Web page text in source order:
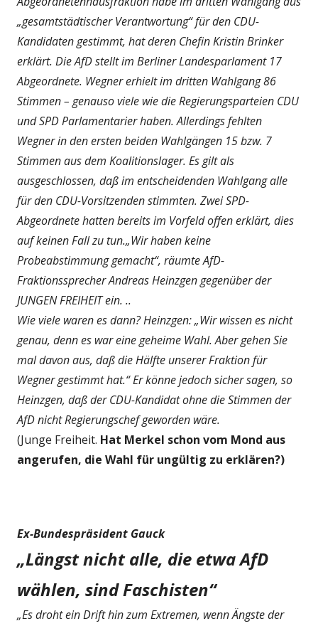
„gesamtstädtischer Verantwortung“ für den CDU-
Kandidaten gestimmt, hat deren Chefin Kristin Brinker
erklärt. Die AfD stellt im Berliner Landesparlament 17
Abgeordnete. Wegner erhielt im dritten Wahlgang 86
Stimmen – genauso viele wie die Regierungsparteien CDU
und SPD Parlamentarier haben. Allerdings fehlten
Wegner in den ersten beiden Wahlgängen 15 bzw. 7
Stimmen aus dem Koalitionslager. Es gilt als
ausgeschlossen, daß im entscheidenden Wahlgang alle
für den CDU-Vorsitzenden stimmten. Zwei SPD-
Abgeordnete hatten bereits im Vorfeld offen erklärt, dies
auf keinen Fall zu tun.„Wir haben keine
Probeabstimmung gemacht“, räumte AfD-
Fraktionssprecher Andreas Heinzgen gegenüber der
JUNGEN FREIHEIT ein. ..
Wie viele waren es dann? Heinzgen: „Wir wissen es nicht
genau, denn es war eine geheime Wahl. Aber gehen Sie
mal davon aus, daß die Hälfte unserer Fraktion für
Wegner gestimmt hat.“ Er könne jedoch sicher sagen, so
Heinzgen, daß der CDU-Kandidat ohne die Stimmen der
AfD nicht Regierungschef geworden wäre.
(Junge Freiheit. Hat Merkel schon vom Mond aus
angerufen, die Wahl für ungültig zu erklären?)
Ex-Bundespräsident Gauck
„Längst nicht alle, die etwa AfD
wählen, sind Faschisten“
„Es droht ein Drift hin zum Extremen, wenn Ängste der